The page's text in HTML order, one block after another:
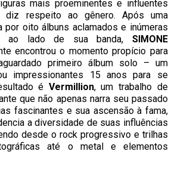
mais proeminentes e influentes
respeito ao gênero. Após uma
por oito álbuns aclamados e inúmeras
ao lado de sua banda, SIMONE
encontrou o momento propício para
primeiro álbum solo – um
impressionantes 15 anos para se
é Vermillion, um trabalho de
que não apenas narra seu passado
fascinantes e sua ascensão à fama,
a diversidade de suas influências
desde o rock progressivo e trilhas
até o metal e elementos